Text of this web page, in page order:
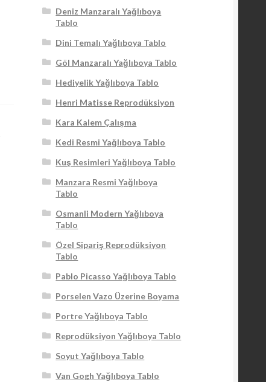
Deniz Manzaralı Yağlıboya
Tablo
Dini Temalı Yağlıboya Tablo
Göl Manzaralı Yağlıboya Tablo
Hediyelik Yağlıboya Tablo
Henri Matisse Reprodüksiyon
Kara Kalem Çalışma
Kedi Resmi Yağlıboya Tablo
Kuş Resimleri Yağlıboya Tablo
Manzara Resmi Yağlıboya
Tablo
Osmanli Modern Yağlıboya
Tablo
Özel Sipariş Reprodüksiyon
Tablo
Pablo Picasso Yağlıboya Tablo
Porselen Vazo Üzerine Boyama
Portre Yağlıboya Tablo
Reprodüksiyon Yağlıboya Tablo
Soyut Yağlıboya Tablo
Van Gogh Yağlıboya Tablo